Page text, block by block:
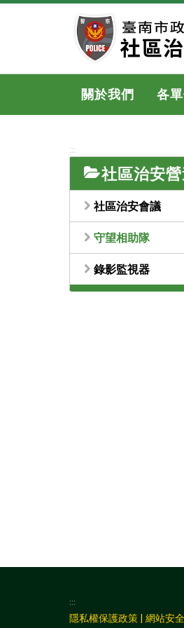
跳
內
關於我們 各
:::
社區治安
社區治安會議
守望相助隊
錄影監視器
:::
隱私權保護政策 | 網站安